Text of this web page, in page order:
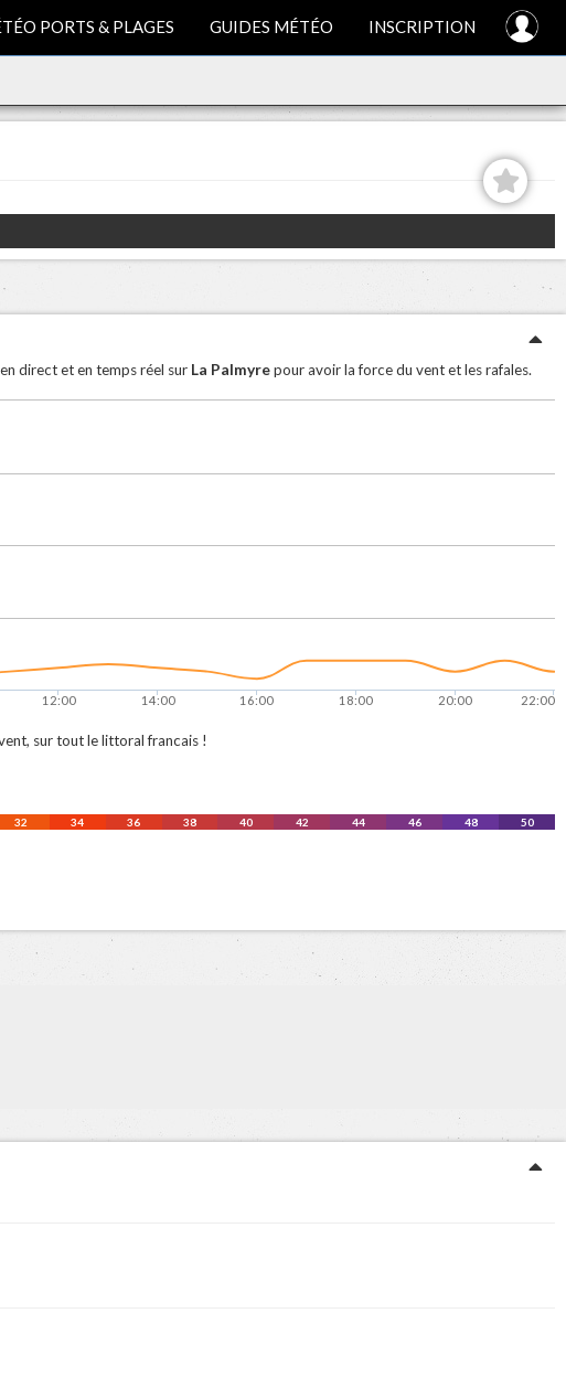
PORTS & PLAGES GUIDES MÉTÉO INSCRIPTION
direct et en temps réel sur La Palmyrepour avoir la force du vent et les rafales.
12:00 14:00 16:00 18:00 20:00 22:00
sur tout le littoral francais !
32 34 36 38 40 42 44 46 48 50